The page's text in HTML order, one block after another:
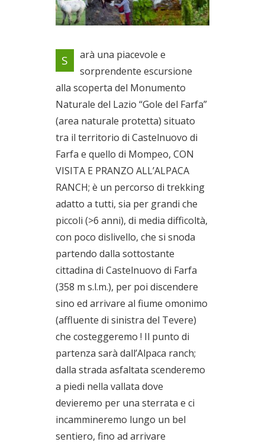
La meravigliosa gola del Farfa,
l’Alpaca Ranch e le lasagne
casarecce cotte nel forno a
legna
Dal 21/05/2022 al
22/05/2022
S
arà una piacevole e
sorprendente escursione
alla scoperta del Monumento
Naturale del Lazio “Gole del Farfa”
(area naturale protetta) situato
tra il territorio di Castelnuovo di
Farfa e quello di Mompeo, CON
VISITA E PRANZO ALL’ALPACA
RANCH; è un percorso di trekking
adatto a tutti, sia per grandi che
piccoli (>6 anni), di media difficoltà,
con poco dislivello, che si snoda
partendo dalla sottostante
cittadina di Castelnuovo di Farfa
(358 m s.l.m.), per poi discendere
sino ed arrivare al fiume omonimo
(affluente di sinistra del Tevere)
che costeggeremo ! Il punto di
partenza sarà dall’Alpaca ranch;
dalla strada asfaltata scenderemo
a piedi nella vallata dove
devieremo per una sterrata e ci
incammineremo lungo un bel
sentiero, fino ad arrivare